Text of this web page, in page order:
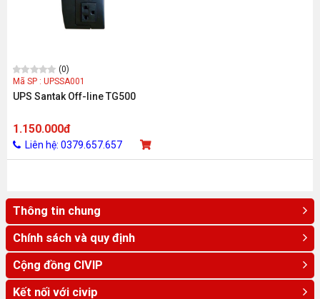
(0)
Mã SP : UPSSA001
UPS Santak Off-line TG500
1.150.000đ
Liên hệ: 0379.657.657
Thông tin chung
Chính sách và quy định
Cộng đồng CIVIP
Kết nối với civip